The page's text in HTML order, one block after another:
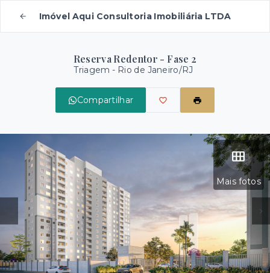
Imóvel Aqui Consultoria Imobiliária LTDA
Reserva Redentor - Fase 2
Triagem - Rio de Janeiro/RJ
Compartilhar
Mais fotos